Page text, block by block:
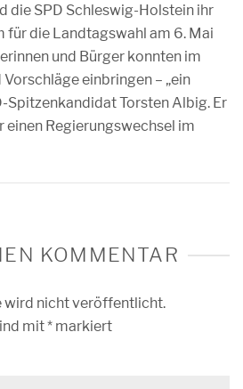
die SPD Schleswig-Holstein ihr
für die Landtagswahl am 6. Mai
und Bürger konnten im
einbringen – „ein
Spitzenkandidat Torsten Albig. Er
einen Regierungswechsel im
KOMMENTAR
wird nicht veröffentlicht.
mit* markiert